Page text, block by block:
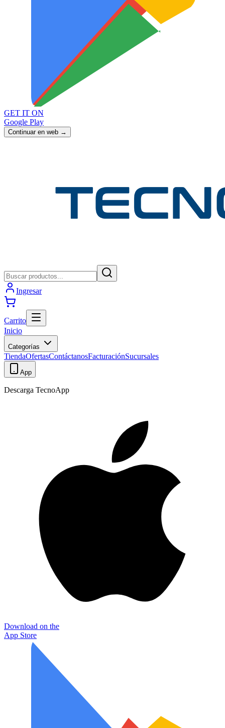
GET IT ON
Google Play
Continuar en web →
Ingresar
Carrito
Inicio
Categorías
TiendaOfertasContáctanosFacturaciónSucursales
App
Descarga TecnoApp
Download on the
App Store